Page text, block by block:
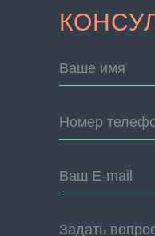
Ваше имя
Номер
Ваш E-mail
Задать